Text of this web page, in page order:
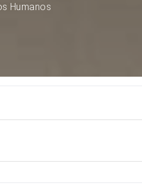
Humanos